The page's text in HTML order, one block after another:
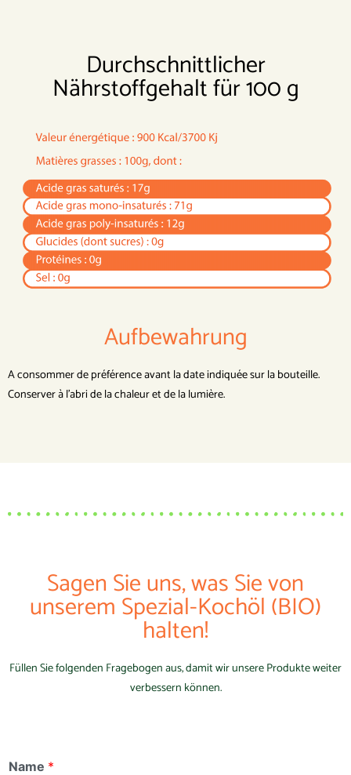
Durchschnittlicher
Nährstoffgehalt für 100 g
Aufbewahrung
A consommer de préférence avant la date indiquée sur la bouteille.
Conserver à l’abri de la chaleur et de la lumière.
Sagen Sie uns, was Sie von
unserem Spezial-Kochöl (BIO)
halten!
Füllen Sie folgenden Fragebogen aus, damit wir unsere Produkte weiter
verbessern können.
Name *